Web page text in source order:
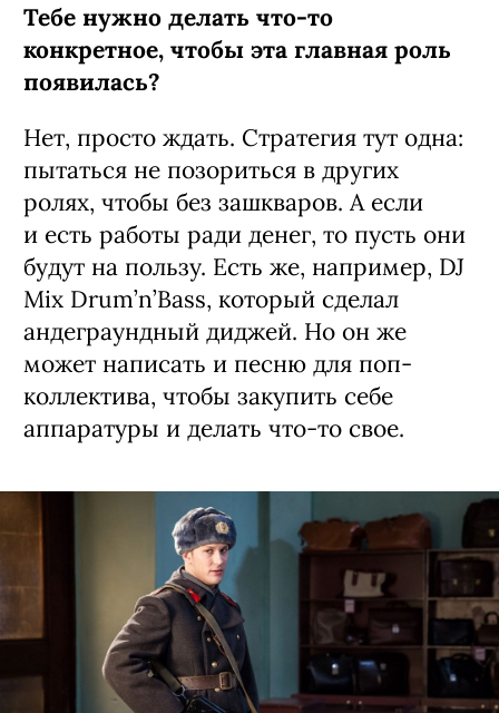
Тебе нужно делать что-то
конкретное, чтобы эта главная роль
появилась?
Нет, просто ждать. Стратегия тут одна:
пытаться не позориться в других
ролях, чтобы без зашкваров. А если
и есть работы ради денег, то пусть они
будут на пользу. Есть же, например, DJ
Mix Drum’n’Bass, который сделал
андеграундный диджей. Но он же
может написать и песню для поп-
коллектива, чтобы закупить себе
аппаратуры и делать что-то свое.